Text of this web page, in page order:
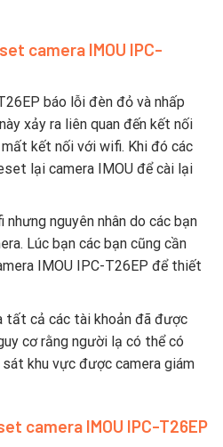
camera IMOU IPC-
báo lỗi đèn đỏ và nhấp
xảy ra liên quan đến kết nối
kết nối với wifi. Khi đó các
lại camera IMOU để cài lại
nguyên nhân do các bạn
Lúc bạn các bạn cũng cần
IMOU IPC-T26EP để thiết
tất cả các tài khoản đã được
cơ rằng người lạ có thể có
khu vực được camera giám
camera IMOU IPC-T26EP